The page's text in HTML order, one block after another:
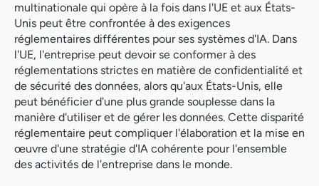
multinationale qui opère à la fois dans l'UE et aux États-
Unis peut être confrontée à des exigences
réglementaires différentes pour ses systèmes d'IA. Dans
l'UE, l'entreprise peut devoir se conformer à des
réglementations strictes en matière de confidentialité et
de sécurité des données, alors qu'aux États-Unis, elle
peut bénéficier d'une plus grande souplesse dans la
manière d'utiliser et de gérer les données. Cette disparité
réglementaire peut compliquer l'élaboration et la mise en
œuvre d'une stratégie d'IA cohérente pour l'ensemble
des activités de l'entreprise dans le monde.